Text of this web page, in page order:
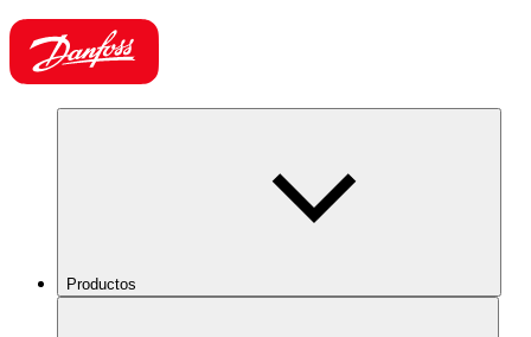
Productos